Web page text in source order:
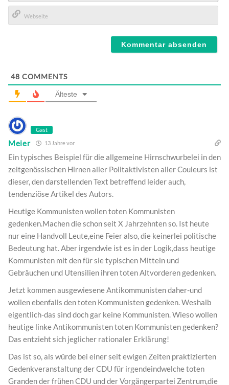
E-
Mail*
48 COMMENTS
Älteste
Gast
Meier 13 Jahre vor
Ein typisches Beispiel für die allgemeine Hirnschwurbelei in den
zeitgenössischen Hirnen aller Politaktivisten aller Couleurs ist
dieser, den darstellenden Text betreffend leider auch,
tendenziöse Artikel des Autors.
Heutige Kommunisten wollen toten Kommunisten
gedenken.Machen die schon seit X Jahrzehnten so. Ist heute
nur eine Handvoll Leute,eine Feier also, die keinerlei politische
Bedeutung hat. Aber irgendwie ist es in der Logik,dass heutige
Kommunisten mit den für sie typischen Mitteln und
Gebräuchen und Utensilien ihren toten Altvorderen gedenken.
Jetzt kommen ausgewiesene Antikommunisten daher-und
wollen ebenfalls den toten Kommunisten gedenken. Weshalb
eigentlich-das sind doch gar keine Kommunisten. Wieso wollen
heutige linke Antikommunisten toten Kommunisten gedenken?
Das entzieht sich jeglicher rationaler Erklärung!
Das ist so, als würde bei einer seit ewigen Zeiten praktizierten
Gedenkveranstaltung der CDU für irgendeindwelche toten
Granden der frühen CDU und der Vorgängerpartei Zentrum,die